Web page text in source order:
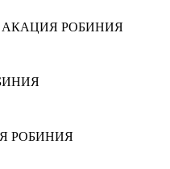
АКАЦИЯ РОБИНИЯ
РОБИНИЯ